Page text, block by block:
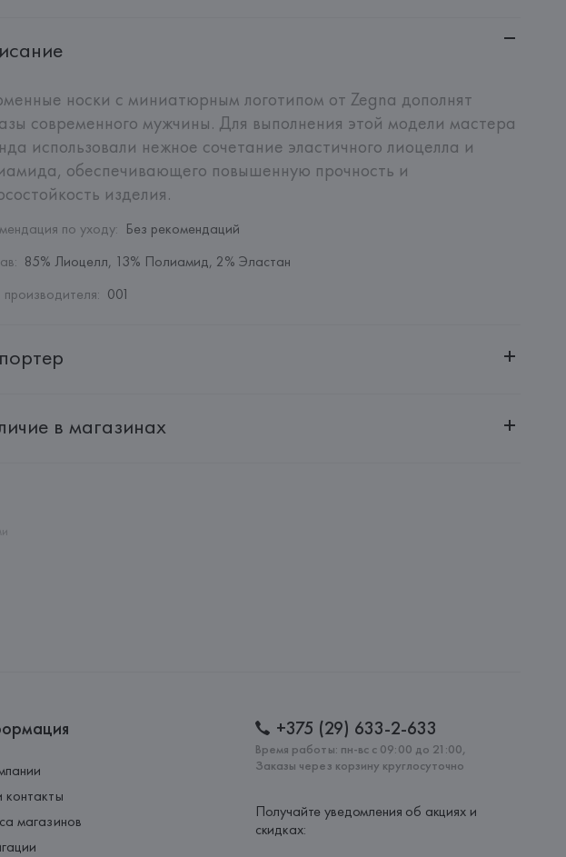
носки с миниатюрным логотипом от Zegna дополнят
современного мужчины. Для выполнения этой модели мастера
использовали нежное сочетание эластичного лиоцелла и
обеспечивающего повышенную прочность и
изделия.
по уходу: Без рекомендаций
: 85% Лиоцелл, 13% Полиамид, 2% Эластан
производителя: 001
Республика Беларусь, 220030, г. Минск, ул. Немига, 5, пом. 39
в магазинах
магазинов
+375 (29) 633-2-633
Время работы: пн-вс с 09:00 до 21:00,
Заказы через корзину круглосуточно
Получайте уведомления об акциях и
скидках: